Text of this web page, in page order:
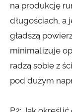
na produkcję
długościach, a
gładszą
minimalizuje
radzą sobie z
pod dużym